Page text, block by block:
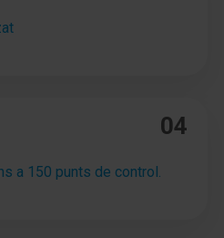
Mando a distancia
sistema
autom.
04
a 150 punts de control.